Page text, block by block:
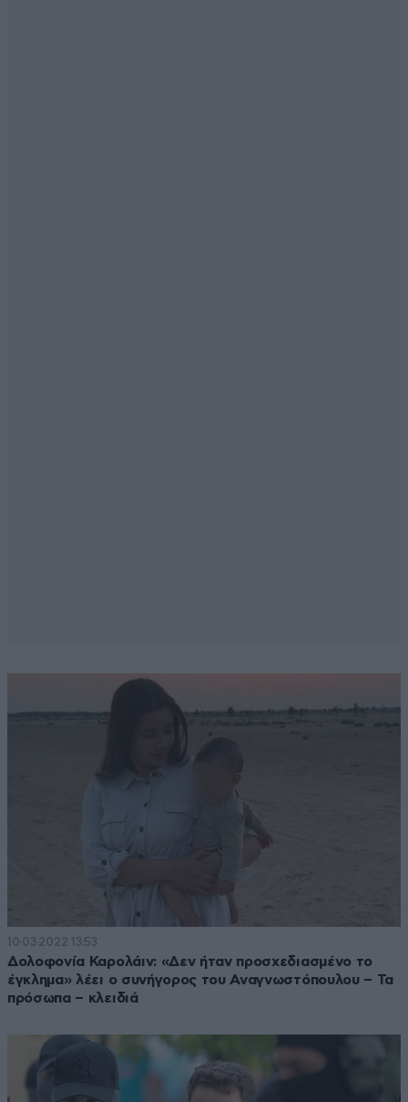
10·03·2022 13:53
Δολοφονία Καρολάιν: «Δεν ήταν προσχεδιασμένο το
έγκλημα» λέει ο συνήγορος του Αναγνωστόπουλου – Τα
πρόσωπα – κλειδιά